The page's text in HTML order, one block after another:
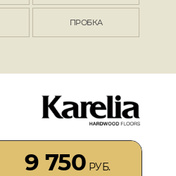
ПРОБКА
9 750 РУБ.